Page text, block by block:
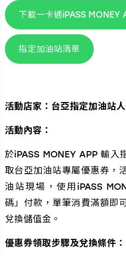
下載一卡通iPASS MONEY
指定加油站清單
活動店家：台亞指定加油站
活動內容：
於iPASS MONEY APP 輸入
取台亞加油站專屬優惠券，
油站現場，使用iPASS
碼」付款，單筆消費滿額即
兌換儲值金。
優惠券領取步驟及兌換條件：